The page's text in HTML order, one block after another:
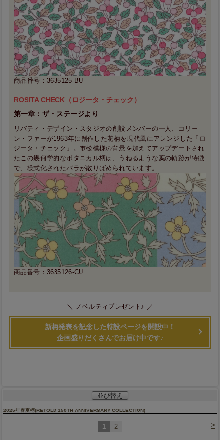
商品番号：3635125-BU
ROSITA CHECK（ロジータ・チェック）
第一章：ザ・ステージより
リバティ・デザイン・スタジオの創設メンバーの一人、コリー
ン・ファーが1963年に創作した花柄を現代風にアレンジした「ロ
ジータ・チェック」。市松模様の背景を加えてアップデートされ
たこの幾何学的なボタニカル柄は、うねるような葉の軌跡が特徴
で、様式化されたバラが散りばめられています。
商品番号：3635126-CU
＼ ノベルティプレゼント♪ ／
新柄発表を記念した特設ページを開設中！
企画盛りだくさんでお届け中です♪
並び替え
2025年春夏柄(RETOLD 150TH ANNIVERSARY COLLECTION)
>
1 2